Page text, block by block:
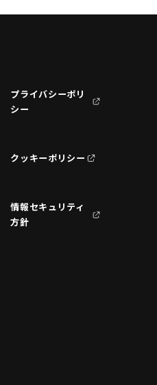
プライバシーポリ
シー
クッキーポリシー
情報セキュリティ
方針